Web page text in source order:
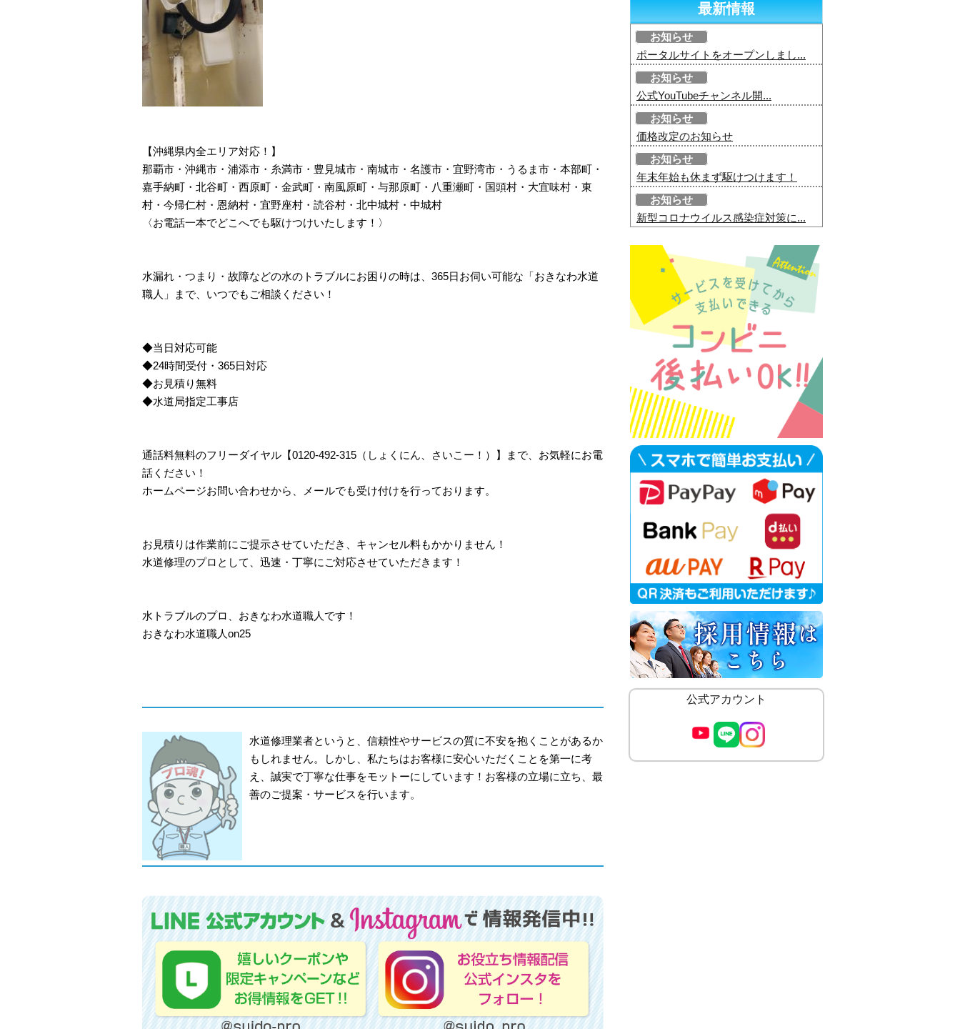
【沖縄県内全エリア対応！】
那覇市・沖縄市・浦添市・糸満市・豊見城市・南城市・名護市・宜野湾市・うるま市・本部町・
嘉手納町・北谷町・西原町・金武町・南風原町・与那原町・八重瀬町・国頭村・大宜味村・東
村・今帰仁村・恩納村・宜野座村・読谷村・北中城村・中城村
〈お電話一本でどこへでも駆けつけいたします！〉
水漏れ・つまり・故障などの水のトラブルにお困りの時は、365日お伺い可能な「おきなわ水道
職人」まで、いつでもご相談ください！
◆当日対応可能
◆24時間受付・365日対応
◆お見積り無料
◆水道局指定工事店
通話料無料のフリーダイヤル【0120-492-315（しょくにん、さいこー！）】まで、お気軽にお電
話ください！
ホームページお問い合わせから、メールでも受け付けを行っております。
お見積りは作業前にご提示させていただき、キャンセル料もかかりません！
水道修理のプロとして、迅速・丁寧にご対応させていただきます！
水トラブルのプロ、おきなわ水道職人です！
おきなわ水道職人on25
水道修理業者というと、信頼性やサービスの質に不安を抱くことがあるか
もしれません。しかし、私たちはお客様に安心いただくことを第一に考
え、誠実で丁寧な仕事をモットーにしています！お客様の立場に立ち、最
善のご提案・サービスを行います。
最新情報
お知らせ
ポータルサイトをオープンしまし...
お知らせ
公式YouTubeチャンネル開...
お知らせ
価格改定のお知らせ
お知らせ
年末年始も休まず駆けつけます！
お知らせ
新型コロナウイルス感染症対策に...
公式アカウント